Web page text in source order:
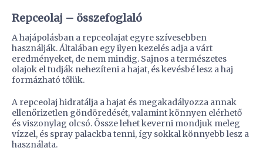
Repceolaj – összefoglaló
A hajápolásban a repceolajat egyre szívesebben
használják. Általában egy ilyen kezelés adja a várt
eredményeket, de nem mindig. Sajnos a természetes
olajok el tudják nehezíteni a hajat, és kevésbé lesz a haj
formázható tőlük.
A repceolaj hidratálja a hajat és megakadályozza annak
ellenőrizetlen göndöredését, valamint könnyen elérhető
és viszonylag olcsó. Össze lehet keverni mondjuk meleg
vízzel, és spray palackba tenni, így sokkal könnyebb lesz a
használata.